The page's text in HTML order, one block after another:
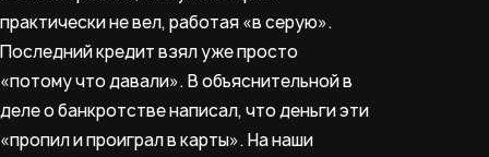
практически не вел, работая «в серую».
Последний кредит взял уже просто
«потому что давали». В объяснительной в
деле о банкротстве написал, что деньги эти
«пропил и проиграл в карты». На наши